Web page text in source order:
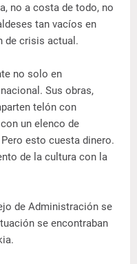
no a costa de todo, no
tan vacíos en
de crisis actual.
no solo en
Sus obras,
telón con
un elenco de
esto cuesta dinero.
de la cultura con la
de Administración se
se encontraban